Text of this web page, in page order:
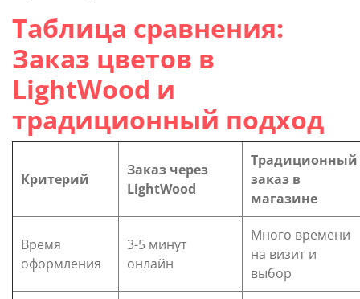
Таблица сравнения:
Заказ цветов в
LightWood и
традиционный подход
Критерий
Заказ через
LightWood
Традиционный
заказ в
магазине
Время
оформления
3-5 минут
онлайн
Много времени
на визит и
выбор